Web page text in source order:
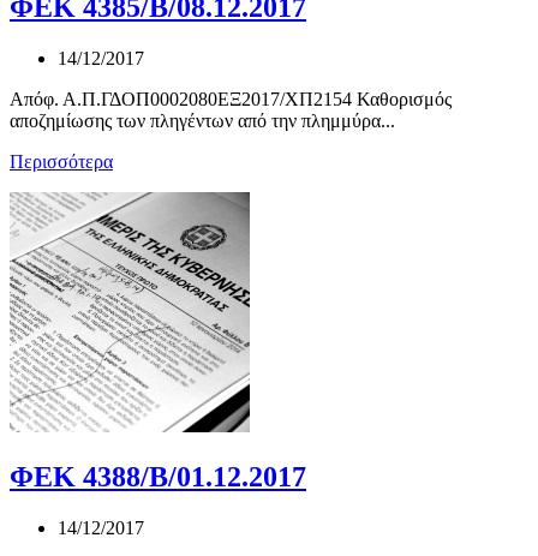
ΦΕΚ 4385/Β/08.12.2017
14/12/2017
Απόφ. Α.Π.ΓΔΟΠ0002080ΕΞ2017/ΧΠ2154 Καθορισμός
αποζημίωσης των πληγέντων από την πλημμύρα...
Περισσότερα
ΦΕΚ 4388/Β/01.12.2017
14/12/2017